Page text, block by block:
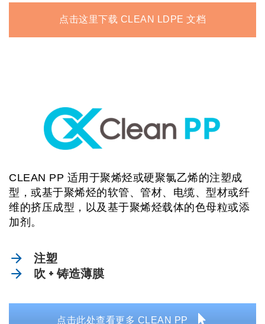
点击这里下载 CLEAN LDPE 文档
CLEAN PP 适用于聚烯烃或硬聚氯乙烯的注塑成
型，或基于聚烯烃的软管、管材、电缆、型材或纤
维的挤压成型，以及基于聚烯烃载体的色母粒或添
加剂。
注塑
吹 + 铸造薄膜
点击此处查看更多 CLEAN PP